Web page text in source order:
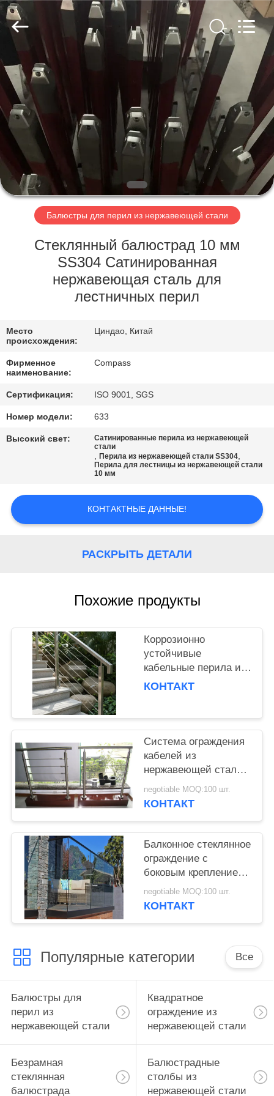
ДОМ
ПРОДУКТЫ
О
НАС
ПУТЕШЕСТВИЕ
ФАБРИКИ
ПРОВЕРКА
КАЧЕСТВА
МЫ
НОВОСТИ
СПРОСИТЕ
ЦИТАТУ
САЙТА
PRIVACY
2026
Qingdao
Compass
Hardware
Reserved.
Балюстры для перил из нержавеющей стали
Стеклянный балюстрад 10 мм
SS304 Сатинированная
нержавеющая сталь для
лестничных перил
Место
происхождения:
Циндао, Китай
Фирменное
наименование:
Compass
Сертификация: ISO 9001, SGS
Номер модели: 633
Высокий свет:
Сатинированные перила из нержавеющей
стали
,Перила из нержавеющей стали SS304,
Перила для лестницы из нержавеющей стали
10 мм
КОНТАКТНЫЕ ДАННЫЕ!
РАСКРЫТЬ ДЕТАЛИ
Похожие продукты
Коррозионно
устойчивые
кабельные перила из
нержавеющей стали -
КОНТАКТ
Система ограждения
кабелей из
нержавеющей стали,
разработанная с
учетом деталей,
требованиям
безопасности и
улучшенную
negotiable MOQ:100 шт.
КОНТАКТ
Балконное стеклянное
ограждение с
боковым креплением
из нержавеющей
стали SS304, труба
negotiable MOQ:100 шт.
КОНТАКТ
Популярные категории Все
Балюстры для
перил из
нержавеющей стали
Квадратное
ограждение из
нержавеющей стали
Безрамная
стеклянная
балюстрада
Балюстрадные
столбы из
нержавеющей стали